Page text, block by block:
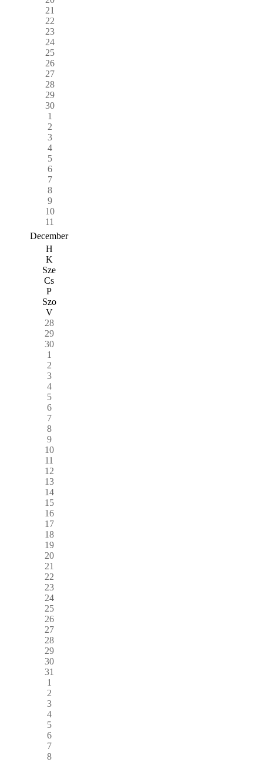
21
22
23
24
25
26
27
28
29
30
1
2
3
4
5
6
7
8
9
10
11
December
H
K
Sze
Cs
P
Szo
V
28
29
30
1
2
3
4
5
6
7
8
9
10
11
12
13
14
15
16
17
18
19
20
21
22
23
24
25
26
27
28
29
30
31
1
2
3
4
5
6
7
8